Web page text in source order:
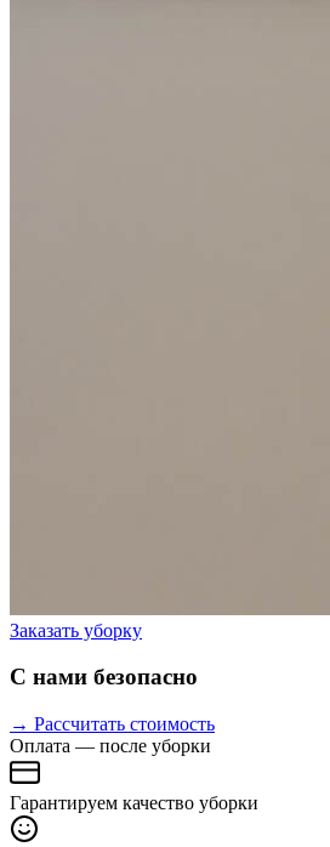
Заказать уборку
С нами безопасно
→ Рассчитать стоимость
Оплата — после уборки
Гарантируем качество уборки